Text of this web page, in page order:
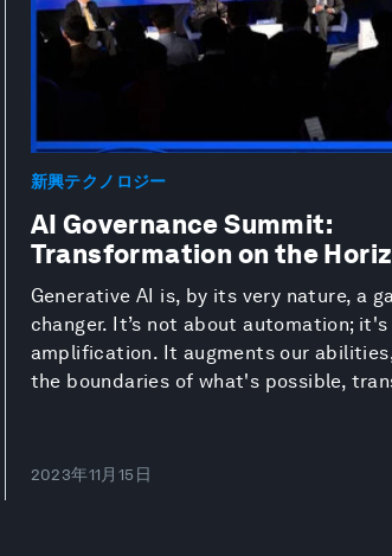
新興テクノロジー
AI Governance Summit:
Transformation on the
Generative AI is, by its very nature, a
changer. It’s not about automation;
amplification. It augments our
the boundaries of what's possible,
2023年11月15日